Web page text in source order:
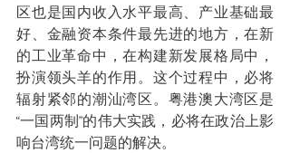
区也是国内收入水平最高、产业基础最
好、金融资本条件最先进的地方，在新
的工业革命中，在构建新发展格局中，
扮演领头羊的作用。这个过程中，必将
辐射紧邻的潮汕湾区。粤港澳大湾区是
“一国两制”的伟大实践，必将在政治上影
响台湾统一问题的解决。